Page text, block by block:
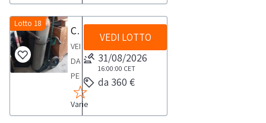
73-
Igienizzante
ambiente
sup
Lotto 18
Carrello con Due bombole
VENDITA
DA
PERSONA
FISICACarrello
portabombole
Varie
VEDI LOTTO
31/08/2026
16:00:00 CET
da 360 €